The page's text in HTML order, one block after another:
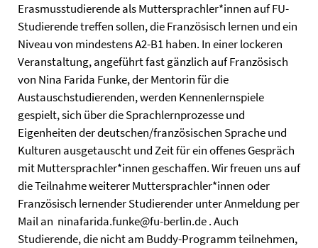
Erasmusstudierende als Muttersprachler*innen auf FU-
Studierende treffen sollen, die Französisch lernen und ein
Niveau von mindestens A2-B1 haben. In einer lockeren
Veranstaltung, angeführt fast gänzlich auf Französisch
von Nina Farida Funke, der Mentorin für die
Austauschstudierenden, werden Kennenlernspiele
gespielt, sich über die Sprachlernprozesse und
Eigenheiten der deutschen/französischen Sprache und
Kulturen ausgetauscht und Zeit für ein offenes Gespräch
mit Muttersprachler*innen geschaffen. Wir freuen uns auf
die Teilnahme weiterer Muttersprachler*innen oder
Französisch lernender Studierender unter Anmeldung per
Mail an ninafarida.funke@fu-berlin.de . Auch
Studierende, die nicht am Buddy-Programm teilnehmen,